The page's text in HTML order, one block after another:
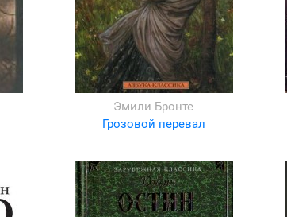
Эмили Бронте
Грозовой перевал